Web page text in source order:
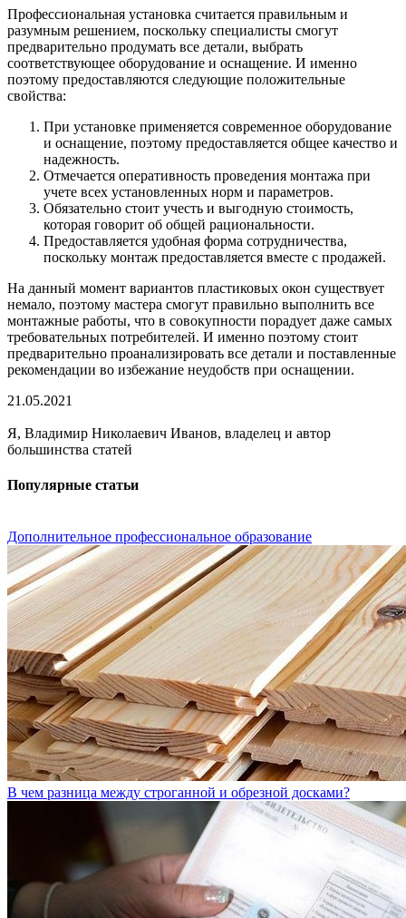
Профессиональная установка считается правильным и
разумным решением, поскольку специалисты смогут
предварительно продумать все детали, выбрать
соответствующее оборудование и оснащение. И именно
поэтому предоставляются следующие положительные
свойства:
При установке применяется современное оборудование
и оснащение, поэтому предоставляется общее качество и
надежность.
Отмечается оперативность проведения монтажа при
учете всех установленных норм и параметров.
Обязательно стоит учесть и выгодную стоимость,
которая говорит об общей рациональности.
Предоставляется удобная форма сотрудничества,
поскольку монтаж предоставляется вместе с продажей.
На данный момент вариантов пластиковых окон существует
немало, поэтому мастера смогут правильно выполнить все
монтажные работы, что в совокупности порадует даже самых
требовательных потребителей. И именно поэтому стоит
предварительно проанализировать все детали и поставленные
рекомендации во избежание неудобств при оснащении.
21.05.2021
Я, Владимир Николаевич Иванов, владелец и автор
большинства статей
Популярные статьи
Дополнительное профессиональное образование
В чем разница между строганной и обрезной досками?